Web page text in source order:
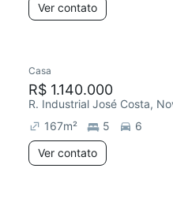
Ver contato
Casa
R$ 1.140.000
R. Industrial José Costa,
167m² 5
6
Ver contato